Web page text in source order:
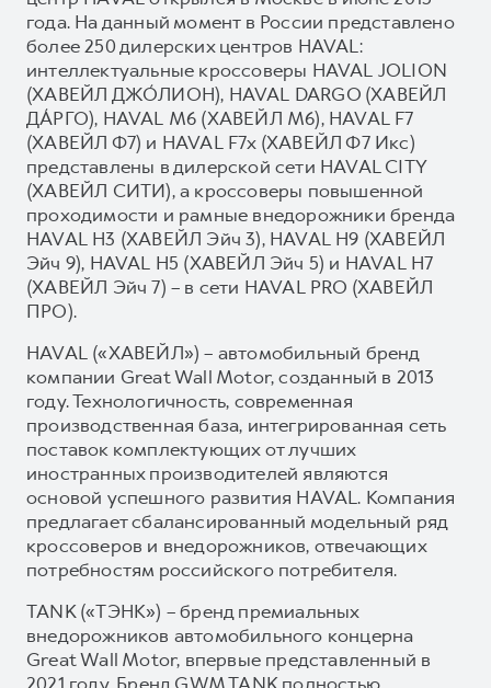
года. На данный момент в России представлено
более 250 дилерских центров HAVAL:
интеллектуальные кроссоверы HAVAL JOLION
(ХАВЕЙЛ ДЖО́ЛИОН), HAVAL DARGO (ХАВЕЙЛ
ДА́РГО), HAVAL М6 (ХАВЕЙЛ M6), HAVAL F7
(ХАВЕЙЛ Ф7) и HAVAL F7x (ХАВЕЙЛ Ф7 Икс)
представлены в дилерской сети HAVAL CITY
(ХАВЕЙЛ СИТИ), а кроссоверы повышенной
проходимости и рамные внедорожники бренда
HAVAL H3 (ХАВЕЙЛ Эйч 3), HAVAL H9 (ХАВЕЙЛ
Эйч 9), HAVAL H5 (ХАВЕЙЛ Эйч 5) и HAVAL H7
(ХАВЕЙЛ Эйч 7) – в сети HAVAL PRO (ХАВЕЙЛ
ПРО).
HAVAL («ХАВЕЙЛ») – автомобильный бренд
компании Great Wall Motor, созданный в 2013
году. Технологичность, современная
производственная база, интегрированная сеть
поставок комплектующих от лучших
иностранных производителей являются
основой успешного развития HAVAL. Компания
предлагает сбалансированный модельный ряд
кроссоверов и внедорожников, отвечающих
потребностям российского потребителя.
TANK («ТЭНК») – бренд премиальных
внедорожников автомобильного концерна
Great Wall Motor, впервые представленный в